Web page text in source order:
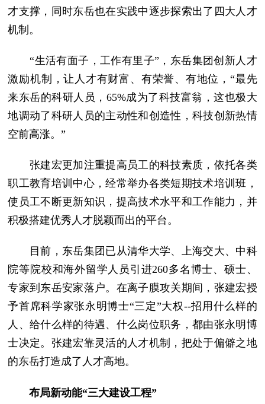
才支撑，同时东岳也在实践中逐步探索出了四大人才
机制。
“生活有面子，工作有里子”，东岳集团创新人才
激励机制，让人才有财富、有荣誉、有地位，“最先
来东岳的科研人员，65%成为了科技富翁，这也极大
地调动了科研人员的主动性和创造性，科技创新热情
空前高涨。”
张建宏更加注重提高员工的科技素质，依托各类
职工教育培训中心，经常举办各类短期技术培训班，
使员工不断更新知识，提高技术水平和工作能力，并
积极搭建优秀人才脱颖而出的平台。
目前，东岳集团已从清华大学、上海交大、中科
院等院校和海外留学人员引进260多名博士、硕士、
专家到东岳安家落户。在离子膜攻关期间，张建宏授
予首席科学家张永明博士“三定”大权--招用什么样的
人、给什么样的待遇、什么岗位职务，都由张永明博
士决定。张建宏靠灵活的人才机制，把处于偏僻之地
的东岳打造成了人才高地。
布局新动能“三大建设工程”